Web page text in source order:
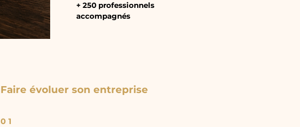
+ 250 professionnels
accompagnés
Faire évoluer son entreprise
0 1